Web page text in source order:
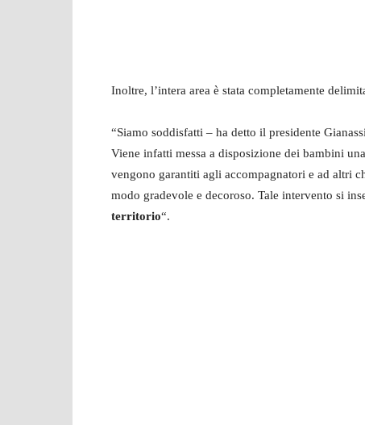
Inoltre, l’intera area è stata completamente
“Siamo soddisfatti – ha detto il presidente
Viene infatti messa a disposizione dei bambini
vengono garantiti agli accompagnatori e ad altri
modo gradevole e decoroso. Tale intervento si
territorio“.